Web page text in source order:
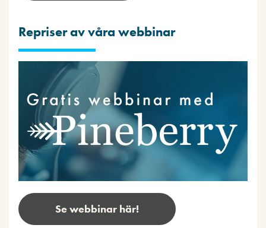
Repriser av våra webbinar
Se webbinar här!